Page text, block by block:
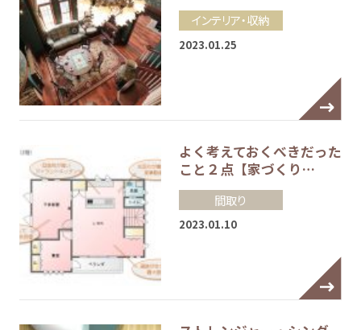
インテリア・収納
2023.01.25
よく考えておくべきだった
こと２点【家づくり…
間取り
2023.01.10